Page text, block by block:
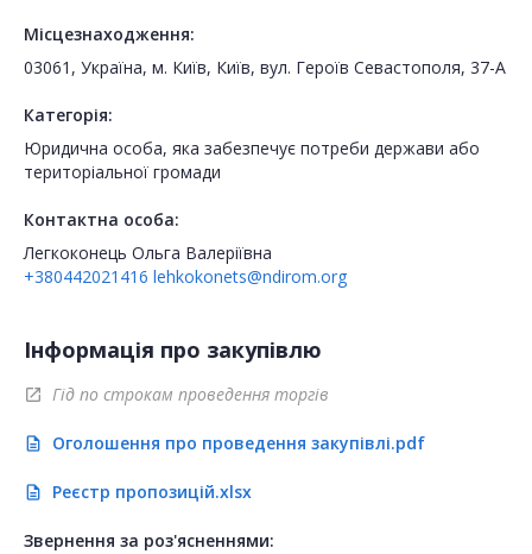
Місцезнаходження:
03061, Україна, м. Київ, Київ, вул. Героїв Севастополя, 37-А
Категорія:
Юридична особа, яка забезпечує потреби держави або
територіальної громади
Контактна особа:
Легкоконець Ольга Валеріївна
+380442021416 lehkokonets@ndirom.org
Інформація про закупівлю
open_in_new Гід по строкам проведення торгів
description Оголошення про проведення закупівлі.pdf
description Реєстр пропозицій.xlsx
Звернення за роз'ясненнями: